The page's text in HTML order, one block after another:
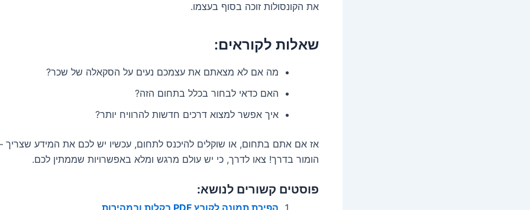
את הקונסולות זוכה בסוף בעצמו.
שאלות לקוראים:
מה אם לא מצאתם את עצמכם נעים על הסקאלה של שכר?
האם כדאי לבחור בכלל בתחום הזה?
איך אפשר למצוא דרכים חדשות להרוויח יותר?
אז אם אתם בתחום, או שוקלים להיכנס לתחום, עכשיו יש לכם את המידע שצריך
הומור בדרך! צאו לדרך, כי יש עולם מרגש ומלא באפשרויות שממתין לכם.
פוסטים קשורים לנושא: